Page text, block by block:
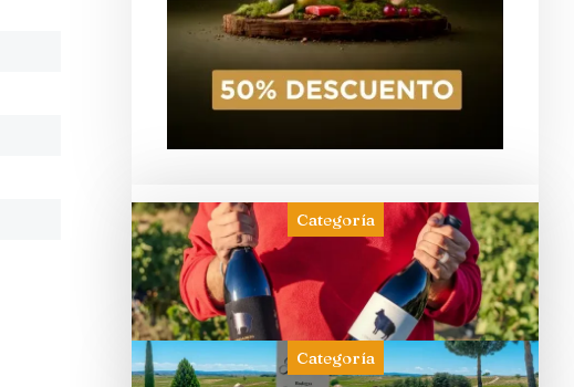
Categoría
Categoría